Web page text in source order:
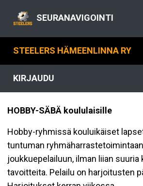
SEURANAVIGOINTI
STEELERS HÄMEENLINNA RY
KIRJAUDU
HOBBY-SÄBÄ koululaisille
Hobby-ryhmissä kouluikäiset
tuntuman
joukkuepelailuun, ilman liian suuria
tavoitteita. Pelailu on harjoitusten